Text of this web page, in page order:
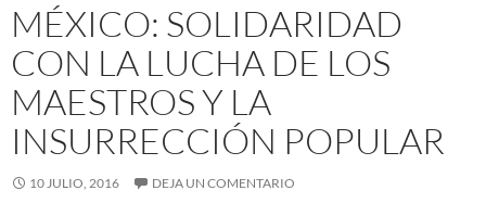
MÉXICO: SOLIDARIDAD
CON LA LUCHA DE LOS
MAESTROS Y LA
INSURRECCIÓN POPULAR
10 JULIO, 2016 DEJA UN COMENTARIO